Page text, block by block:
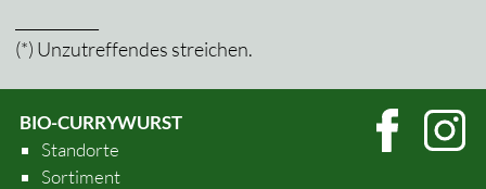
(*) Unzutreffendes streichen.
BIO-CURRYWURST
Standorte
Sortiment